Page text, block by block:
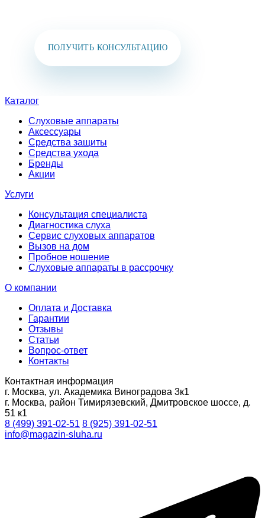
ПОЛУЧИТЬ КОНСУЛЬТАЦИЮ
Каталог
Слуховые аппараты
Аксессуары
Средства защиты
Средства ухода
Бренды
Акции
Услуги
Консультация специалиста
Диагностика слуха
Сервис слуховых аппаратов
Вызов на дом
Пробное ношение
Слуховые аппараты в рассрочку
О компании
Оплата и Доставка
Гарантии
Отзывы
Статьи
Вопрос-ответ
Контакты
Контактная информация
г. Москва, ул. Академика Виноградова 3к1
г. Москва, район Тимирязевский, Дмитровское шоссе, д.
51 к1
8 (499) 391-02-51 8 (925) 391-02-51
info@magazin-sluha.ru